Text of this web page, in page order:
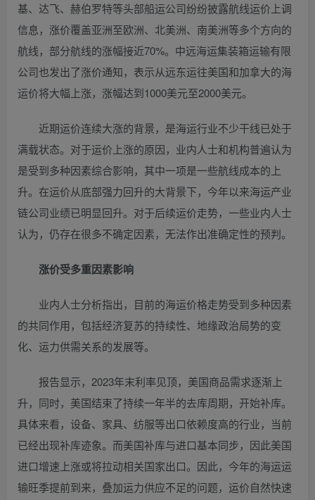
基、达飞、赫伯罗特等头部船运公司纷纷披露航线运价上调
信息，涨价覆盖亚洲至欧洲、北美洲、南美洲等多个方向的
航线，部分航线的涨幅接近70%。中远海运集装箱运输有限
公司也发出了涨价通知，表示从远东运往美国和加拿大的海
运价将大幅上涨，涨幅达到1000美元至2000美元。
近期运价连续大涨的背景，是海运行业不少干线已处于
满载状态。对于运价上涨的原因，业内人士和机构普遍认为
是受到多种因素综合影响，其中一项是一些航线成本的上
升。在运价从底部强力回升的大背景下，今年以来海运产业
链公司业绩已明显回升。对于后续运价走势，一些业内人士
认为，仍存在很多不确定因素，无法作出准确定性的预判。
涨价受多重因素影响
业内人士分析指出，目前的海运价格走势受到多种因素
的共同作用，包括经济复苏的持续性、地缘政治局势的变
化、运力供需关系的发展等。
报告显示，2023年末利率见顶，美国商品需求逐渐上
升，同时，美国结束了持续一年半的去库周期，开始补库。
具体来看，设备、家具、纺服等出口依赖度高的行业，当前
已经出现补库迹象。而美国补库与进口基本同步，因此美国
进口增速上涨或将拉动相关国家出口。因此，今年的海运运
输旺季提前到来，叠加运力供应不足的问题，运价自然快速